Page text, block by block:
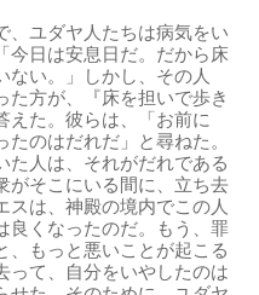
、ユダヤ人たちは病気をい
今日は安息日だ。だから床
ない。」しかし、その人
た方が、『床を担いで歩き
えた。彼らは、「お前に
のはだれだ」と尋ねた。
た人は、それがだれである
がそこにいる間に、立ち去
スは、神殿の境内でこの人
良くなったのだ。もう、罪
、もっと悪いことが起こる
って、自分をいやしたのは